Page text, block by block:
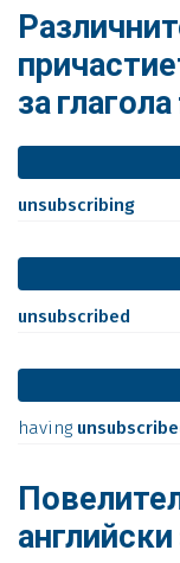
за глагола
unsubscribing
unsubscribed
having
английски